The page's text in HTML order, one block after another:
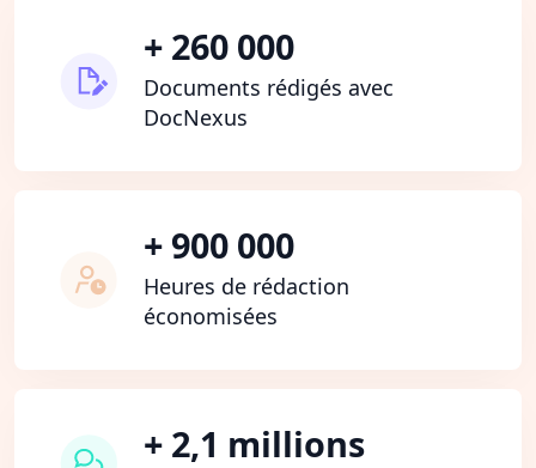
+ 260 000
Documents rédigés avec
DocNexus
+ 900 000
Heures de rédaction
économisées
+ 2,1 millions